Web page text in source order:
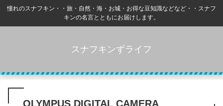
憧れのスナフキン・・旅・自然・海・お城・お得な豆知識などなど・・スナフ
キンの名言とともにお届けします。
スナフキンずライフ
OLYMPUS DIGITAL CAMERA